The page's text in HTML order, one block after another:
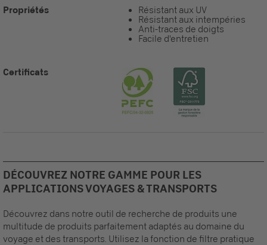
Propriétés
Résistant aux UV
Résistant aux intempéries
Anti-traces de doigts
Facile d'entretien
Certificats
DÉCOUVREZ NOTRE GAMME POUR LES
APPLICATIONS VOYAGES & TRANSPORTS
Découvrez dans notre outil de recherche de produits une
multitude de produits parfaitement adaptés au domaine du
voyage et des transports. Utilisez la fonction de filtre pratique